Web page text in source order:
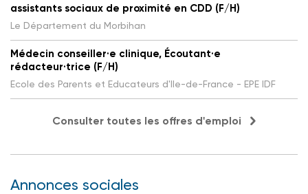
assistants sociaux de proximité en CDD (F/H)
Le Département du Morbihan
Médecin conseiller·e clinique, Écoutant·e
rédacteur·trice (F/H)
Ecole des Parents et Educateurs d'Ile-de-France - EPE IDF
Consulter toutes les offres d'emploi
Annonces sociales